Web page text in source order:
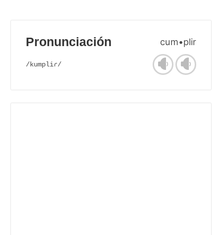
Pronunciación cum•plir
/kumpliɾ/